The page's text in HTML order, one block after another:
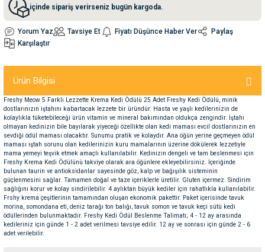
Su Kabları
Kemikleri
Seyahat Ürünleri
içinde sipariş verirseniz bugün kargoda.
Yorum Yaz Tavsiye Et Fiyatı Düşünce Haber Ver
Paylaş
Karşılaştır
Ürün Bilgisi
Freshy Meow 5 Farklı Lezzette Krema Kedi Ödülü 25 Adet Freshy Kedi Ödülü, minik
dostlarınızın iştahını kabartacak lezzete bir üründür. Hasta ve yaşlı kedilerinizin de
kolaylıkla tüketebileceği ürün vitamin ve mineral bakımından oldukça zengindir. İştahı
olmayan kedinizin bile bayılarak yiyeceği özellikte olan kedi maması evcil dostlarınızın en
sevdiği ödül maması olacaktır. Sunumu pratik ve kolaydır. Ana öğün yerine geçmeyen ödül
maması iştah sorunu olan kedilerinizin kuru mamalarının üzerine dökülerek lezzetiyle
mama yemeyi teşvik etmek amaçlı kullanılabilir. Kedinizin dengeli ve tam beslenmesi için
Freshy Krema Kedi Ödülünü takviye olarak ara öğünlere ekleyebilirsiniz. İçeriğinde
bulunan taurin ve antioksidanlar sayesinde göz, kalp ve bağışılık sisteminin
güçlenmesini sağlar. Tamamen doğal ve taze içeriklerle üretilir. Gluten içermez. Sindirim
sağlığını korur ve kolay sindirilebilir. 4 aylıktan büyük kediler için rahatlıkla kullanılabilir.
Frshy krema çeşitlerinin tamamından oluşan ekonomik pakettir. Paket içerisinde tavuk
morina, somondana eti, deniz tarağı ton balığı, tavuk somon ve tavuk keçi sütü kedi
ödüllerinden bulunmaktadır. Freshy Kedi Ödül Beslenme Talimatı; 4 - 12 ay arasında
kedileriniz için günde 1 - 2 adet verilmesi tavsiye edilir. 12 ay ve sonrası için günde 2 - 6
adet verilebilir.